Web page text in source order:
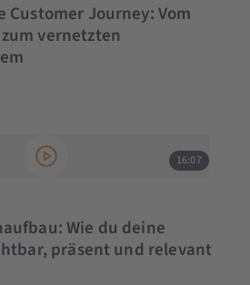
Customer Journey: Vom
vernetzten
16:07
Wie du deine
präsent und relevant